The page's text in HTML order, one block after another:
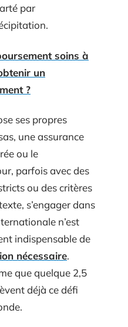
par
soins à
un
?
ses propres
une assurance
ou le
parfois avec des
ou des critères
s’engager dans
n’est
indispensable de
nécessaire.
que quelque 2,5
déjà ce défi